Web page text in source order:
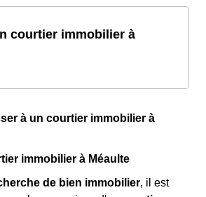
courtier immobilier à
à un courtier immobilier à
immobilier à Méaulte
de bien immobilier, il est